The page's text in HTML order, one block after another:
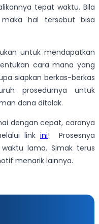
tepat waktu. Bila
hal tersebut bisa
untuk mendapatkan
cara mana yang
siapkan berkas-berkas
prosedurnya untuk
dana ditolak.
dengan cepat, caranya
link ini!
Prosesnya
lama. Simak terus
menarik lainnya.